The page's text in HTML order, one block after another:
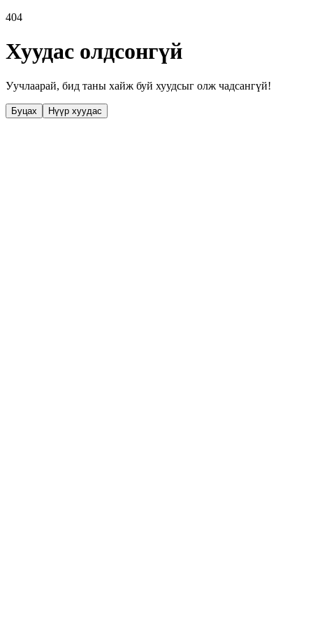
404
Хуудас олдсонгүй
Уучлаарай, бид таны хайж буй хуудсыг олж чадсангүй!
Буцах Нүүр хуудас